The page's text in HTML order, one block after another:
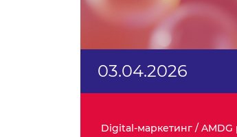
03.04.2026
Digital-маркетинг / AMDG